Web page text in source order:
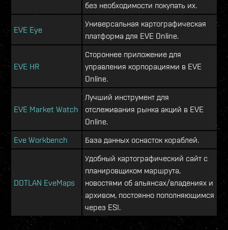
без необходимости покупать их.
EVE Eye
Универсальная картографическая
платформа для EVE Online.
EVE HR
Стороннее приложение для
управления корпорациями в EVE
Online.
EVE Market Watch
Лучший инструмент для
отслеживания рынка акций в EVE
Online.
Eve Workbench
База данных оснасток кораблей.
DOTLAN EveMaps
Удобный картографический сайт с
планировщиком маршрута,
новостями об альянсах/владениях и
архивом, постоянно пополняющимся
через ESI.